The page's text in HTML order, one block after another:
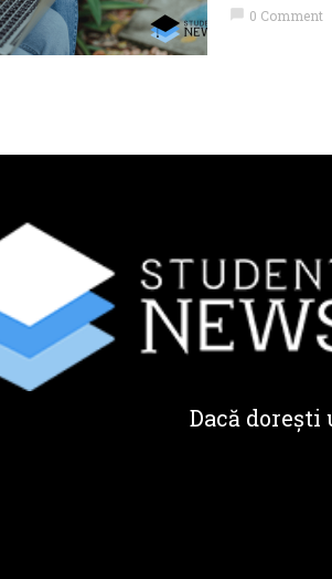
chat_bubble 0 Comment
Dacă